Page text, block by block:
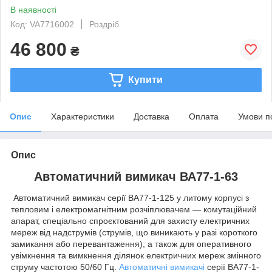
В наявності
Код: VA7716002
Роздріб
46 800 ₴
Купити
Опис Характеристики Доставка Оплата Умови
Опис
Автоматичний вимикач ВА77-1-63
Автоматичний вимикач серії ВА77-1-125 у литому корпусі з
тепловим і електромагнітним розчіплювачем — комутаційний
апарат, спеціально спроєктований для захисту електричних
мереж від надструмів (струмів, що виникають у разі короткого
замикання або перевантаження), а також для оперативного
увімкнення та вимкнення ділянок електричних мереж змінного
струму частотою 50/60 Гц. Автоматичні вимикачі серії ВА77-1-